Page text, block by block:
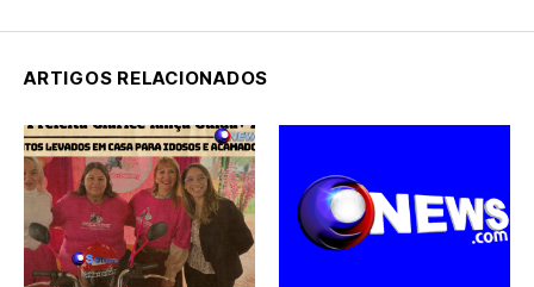
ARTIGOS RELACIONADOS